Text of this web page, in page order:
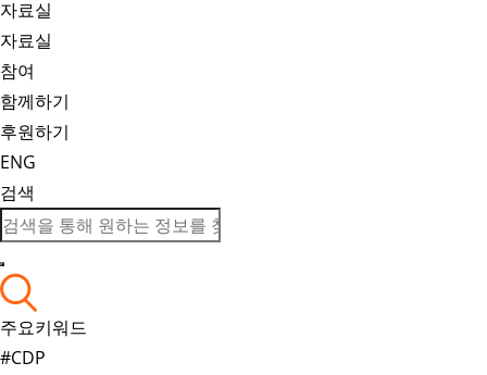
자료실
자료실
참여
함께하기
후원하기
ENG
검색
주요키워드
#CDP